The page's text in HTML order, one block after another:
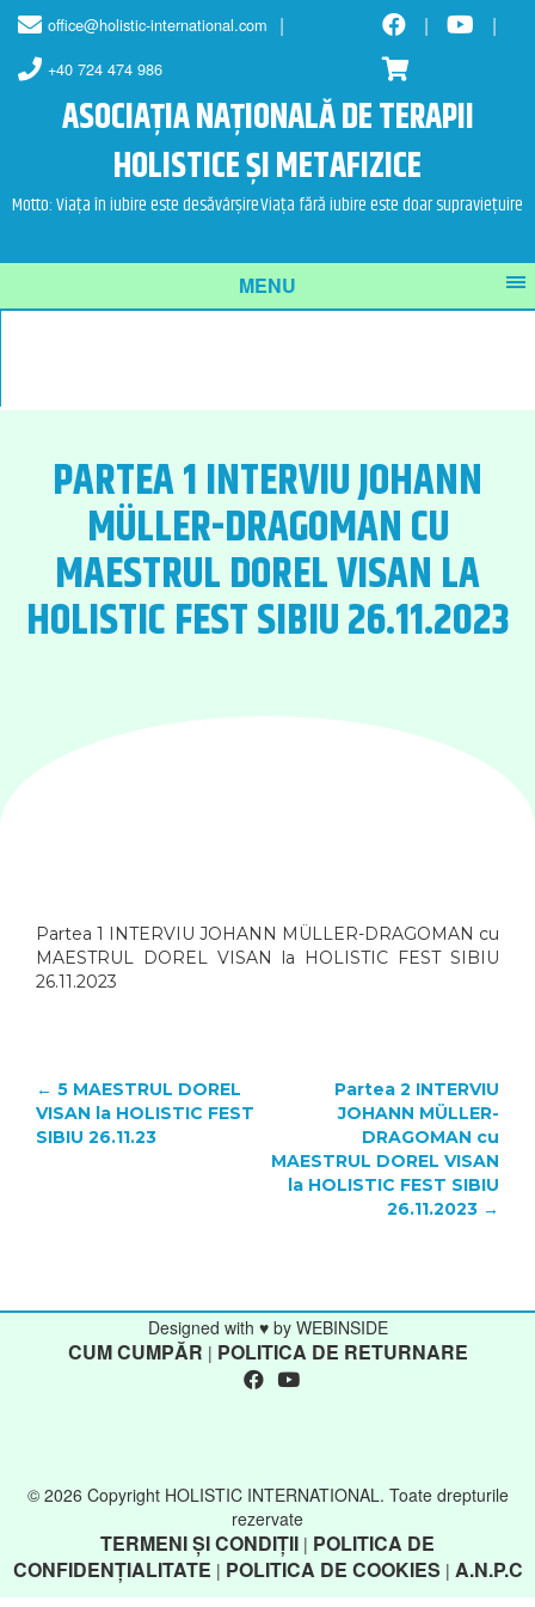
Skip
content
Skip
main
menu
office@holistic-international.com
+40 724 474 986
ASOCIAȚIA NAȚIONALĂ DE TERAPII
HOLISTICE ȘI METAFIZICE
Motto: Viața în iubire este desăvârșireViața fără iubire este doar supraviețuire
MENU
PARTEA 1 INTERVIU JOHANN
MÜLLER-DRAGOMAN CU
MAESTRUL DOREL VISAN LA
HOLISTIC FEST SIBIU 26.11.2023
Partea 1 INTERVIU JOHANN MÜLLER-DRAGOMAN cu
MAESTRUL DOREL VISAN la HOLISTIC FEST SIBIU
26.11.2023
POST
NAVIGATION
← 5 MAESTRUL DOREL
VISAN la HOLISTIC FEST
SIBIU 26.11.23
Partea 2 INTERVIU
JOHANN MÜLLER-
DRAGOMAN cu
MAESTRUL DOREL VISAN
la HOLISTIC FEST SIBIU
26.11.2023 →
Designed with ♥ by WEBINSIDE
CUM CUMPĂR | POLITICA DE RETURNARE
© 2026 Copyright HOLISTIC INTERNATIONAL. Toate drepturile
rezervate
TERMENI ȘI CONDIȚII | POLITICA DE
CONFIDENȚIALITATE | POLITICA DE COOKIES | A.N.P.C